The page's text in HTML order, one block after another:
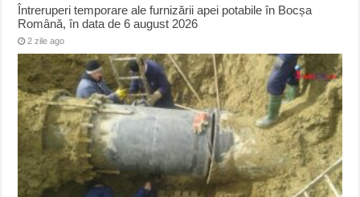
Întreruperi temporare ale furnizării apei potabile în Bocșa
Română, în data de 6 august 2026
2 zile ago